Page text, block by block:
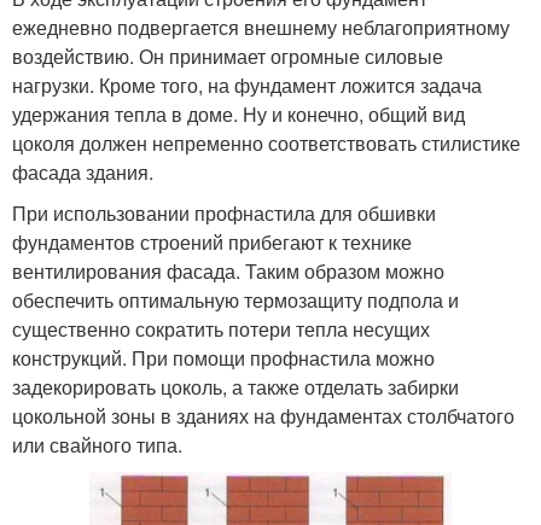
ежедневно подвергается внешнему неблагоприятному
воздействию. Он принимает огромные силовые
нагрузки. Кроме того, на фундамент ложится задача
удержания тепла в доме. Ну и конечно, общий вид
цоколя должен непременно соответствовать стилистике
фасада здания.
При использовании профнастила для обшивки
фундаментов строений прибегают к технике
вентилирования фасада. Таким образом можно
обеспечить оптимальную термозащиту подпола и
существенно сократить потери тепла несущих
конструкций. При помощи профнастила можно
задекорировать цоколь, а также отделать забирки
цокольной зоны в зданиях на фундаментах столбчатого
или свайного типа.